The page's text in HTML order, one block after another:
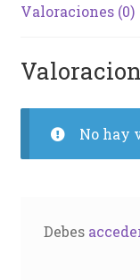
Valoraciones (0)
No hay
Debes